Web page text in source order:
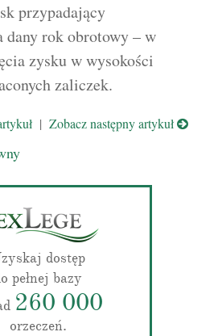
przypadający
dany rok obrotowy – w
zysku w wysokości
zaliczek.
| Zobacz następny artykuł
dostęp
pełnej bazy
260 000
orzeczeń.